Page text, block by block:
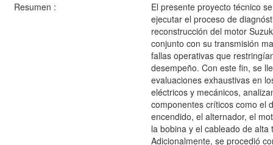
Resumen :
El presente proyecto técnico
ejecutar el proceso de
reconstrucción del motor
conjunto con su transmisión
fallas operativas que
desempeño. Con este fin, se
evaluaciones exhaustivas en
eléctricos y mecánicos,
componentes críticos como el
encendido, el alternador, el
la bobina y el cableado de alta
Adicionalmente, se procedió